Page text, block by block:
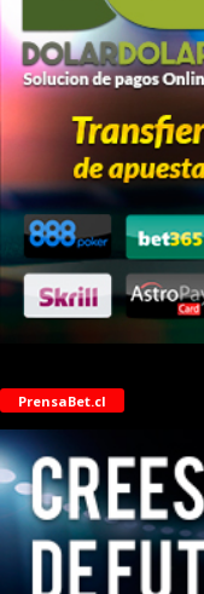
PrensaBet.cl